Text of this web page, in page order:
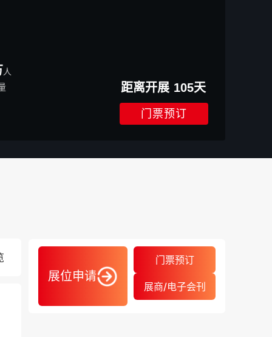
人
距离开展 105天
门票预订
展位申请
门票预订
展商/电子会刊